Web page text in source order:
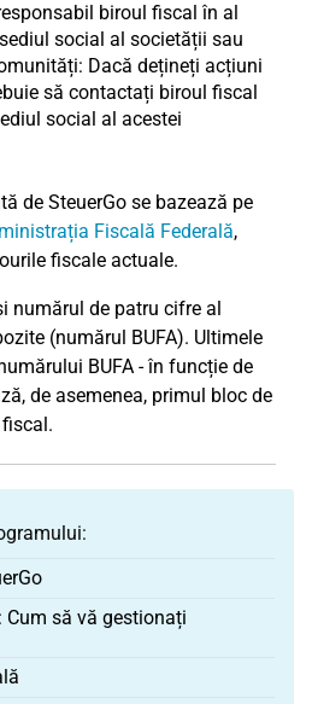
biroul fiscal în al
social al societății sau
Dacă dețineți acțiuni
să contactați biroul fiscal
social al acestei
de SteuerGo se bazează pe
Fiscală Federală,
fiscale actuale.
numărul de patru cifre al
(numărul BUFA). Ultimele
BUFA - în funcție de
de asemenea, primul bloc de
Cum să vă gestionați